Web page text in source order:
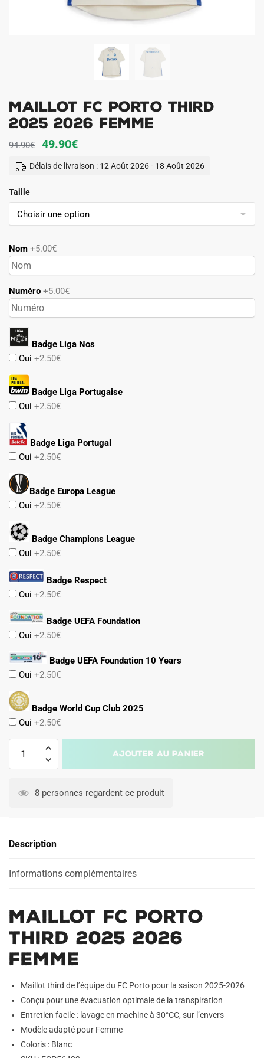
Maillot FC Porto Third
2025 2026 Femme
94.90€
Le
prix
94.90€.
49.90€Le
prix
49.90€.
Délais de livraison : 12 Août 2026 - 18 Août 2026
Taille
Nom +5.00€
Numéro +5.00€
Badge Liga Nos
Oui +2.50€
Badge Liga Portugaise
Oui +2.50€
Badge Liga Portugal
Oui +2.50€
Badge Europa League
Oui +2.50€
Badge Champions League
Oui +2.50€
Badge Respect
Oui +2.50€
Badge UEFA Foundation
Oui +2.50€
Badge UEFA Foundation 10 Years
Oui +2.50€
Badge World Cup Club 2025
Oui +2.50€
2026
Ajouter au panier
n
t
e
:
8 personnes regardent ce produit
Description
Informations complémentaires
Maillot FC Porto
Third 2025 2026
Femme
Maillot third de l’équipe du FC Porto pour la saison 2025-2026
Conçu pour une évacuation optimale de la transpiration
Entretien facile : lavage en machine à 30°CC, sur l’envers
Modèle adapté pour Femme
Coloris : Blanc